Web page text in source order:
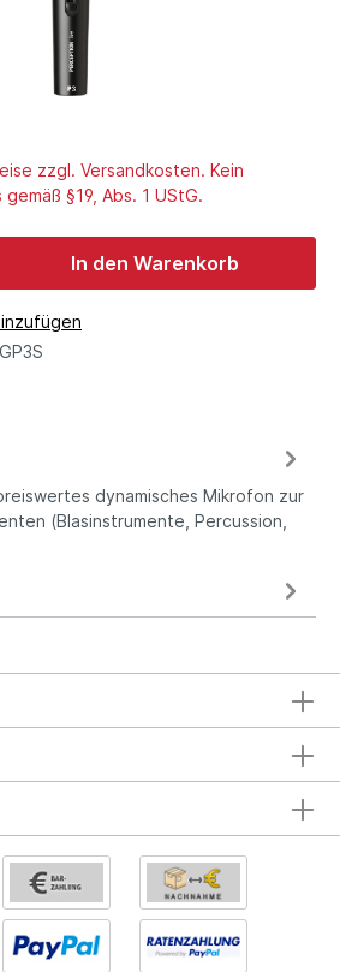
zzgl. Versandkosten. Kein
§19, Abs. 1 UStG.
In den Warenkorb
dynamisches Mikrofon zur
(Blasinstrumente, Percussion,